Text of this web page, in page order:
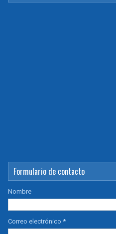
Formulario de contacto
Nombre
Correo electrónico *